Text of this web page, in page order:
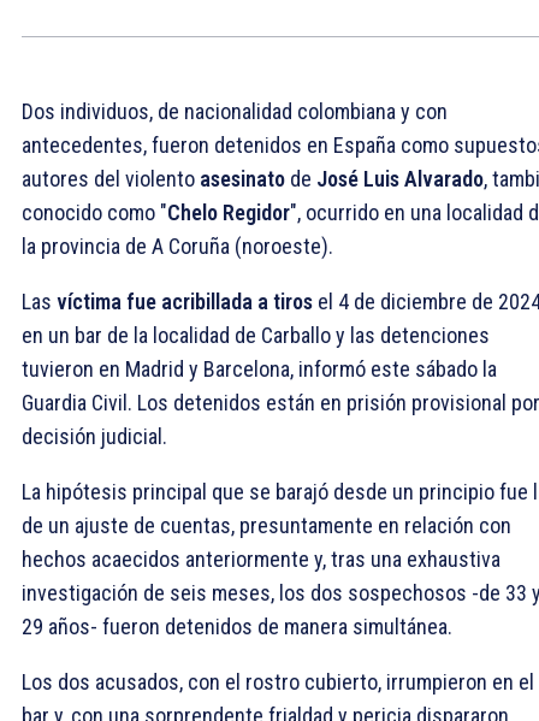
Dos individuos, de nacionalidad colombiana y con
antecedentes, fueron detenidos en España como
autores del violento asesinato de José Luis Alvarado,
conocido como "Chelo Regidor", ocurrido en una localidad
la provincia de A Coruña (noroeste).
Las víctima fue acribillada a tiros el 4 de diciembre de
en un bar de la localidad de Carballo y las detenciones
tuvieron en Madrid y Barcelona, informó este sábado la
Guardia Civil. Los detenidos están en prisión provisional por
decisión judicial.
La hipótesis principal que se barajó desde un principio fue
de un ajuste de cuentas, presuntamente en relación con
hechos acaecidos anteriormente y, tras una exhaustiva
investigación de seis meses, los dos sospechosos -de 33
29 años- fueron detenidos de manera simultánea.
Los dos acusados, con el rostro cubierto, irrumpieron en el
bar y, con una sorprendente frialdad y pericia dispararon